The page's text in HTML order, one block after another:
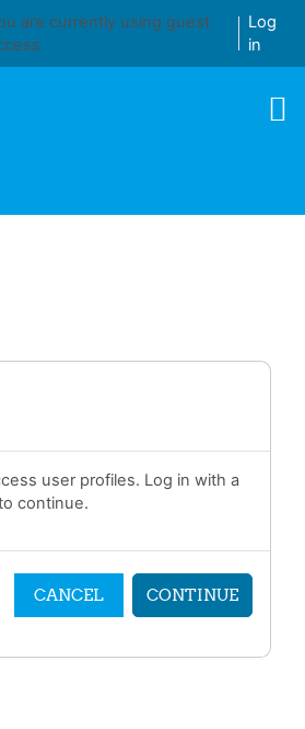
are currently using guest
Log
in
user profiles. Log in with a
continue.
CANCEL CONTINUE